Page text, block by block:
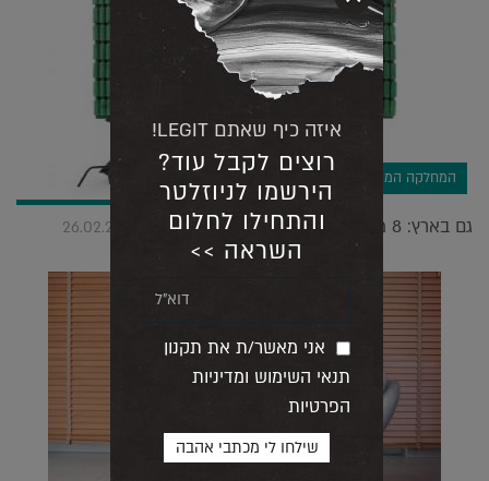
המחלקה המסחרית
גם בארץ: 8 מותגים שווים שראינו באמביינטה | 26.02.2020
איזה כיף שאתם LEGIT!
רוצים לקבל עוד?
הירשמו לניוזלטר
והתחילו לחלום
השראה >>
אני מאשר/ת את תקנון
תנאי השימוש ומדיניות
הפרטיות